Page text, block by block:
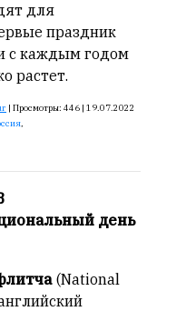
для
праздник
с каждым годом
растет.
| Просмотры: 446 | 19.07.2022
,
день
(National